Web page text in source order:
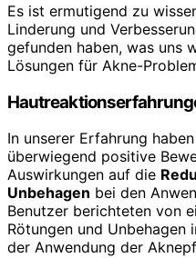
Es ist ermutigend zu
Linderung und
gefunden haben, was uns
Lösungen für Akne-
In unserer Erfahrung
überwiegend positive
Auswirkungen auf die
Unbehagen bei den
Benutzer berichteten von
Rötungen und Unbehagen
der Anwendung der